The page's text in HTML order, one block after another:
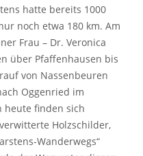
hatte bereits 1000
noch etwa 180 km. Am
Frau – Dr. Veronica
über Pfaffenhausen bis
von Nassenbeuren
Oggenried im
heute finden sich
Holzschilder,
Wanderwegs“